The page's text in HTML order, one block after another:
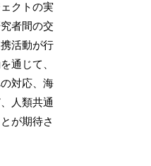
クトの実
者間の交
活動が行
通じて、
対応、海
人類共通
が期待さ